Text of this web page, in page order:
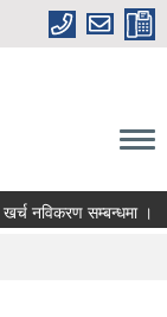
सम्बन्धमा ।